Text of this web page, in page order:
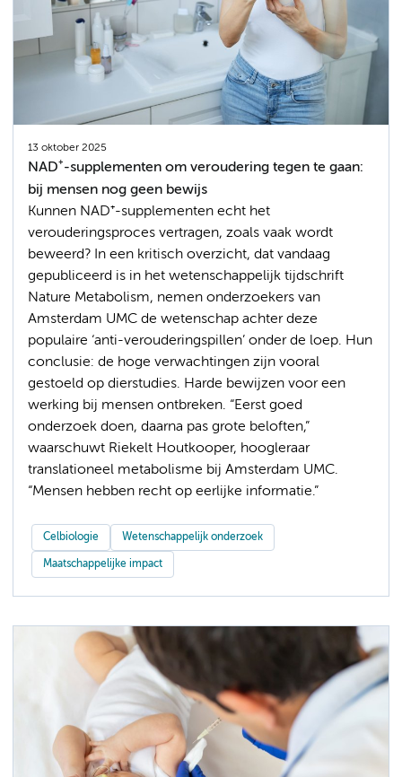
13 oktober 2025
NAD⁺-supplementen om veroudering tegen te gaan:
bij mensen nog geen bewijs
Kunnen NAD⁺-supplementen echt het
verouderingsproces vertragen, zoals vaak wordt
beweerd? In een kritisch overzicht, dat vandaag
gepubliceerd is in het wetenschappelijk tijdschrift
Nature Metabolism, nemen onderzoekers van
Amsterdam UMC de wetenschap achter deze
populaire ‘anti-verouderingspillen’ onder de loep. Hun
conclusie: de hoge verwachtingen zijn vooral
gestoeld op dierstudies. Harde bewijzen voor een
werking bij mensen ontbreken. “Eerst goed
onderzoek doen, daarna pas grote beloften,”
waarschuwt Riekelt Houtkooper, hoogleraar
translationeel metabolisme bij Amsterdam UMC.
“Mensen hebben recht op eerlijke informatie.”
Celbiologie Wetenschappelijk onderzoek
Maatschappelijke impact